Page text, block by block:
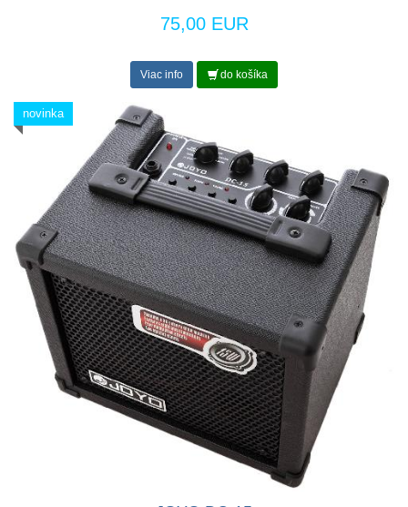
75,00 EUR
Viac info do košíka
novinka